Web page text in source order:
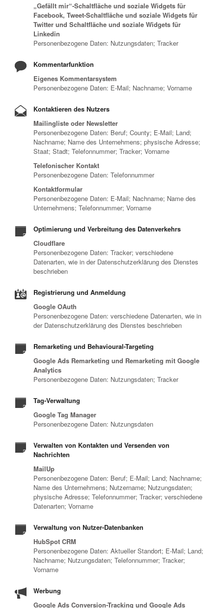
„Gefällt mir“-Schaltfläche und soziale Widgets für
Facebook, Tweet-Schaltfläche und soziale Widgets für
Twitter und Schaltfläche und soziale Widgets für
Linkedin
Personenbezogene Daten: Nutzungsdaten; Tracker
Kommentarfunktion
Eigenes Kommentarsystem
Personenbezogene Daten: E-Mail; Nachname; Vorname
Kontaktieren des Nutzers
Mailingliste oder Newsletter
Personenbezogene Daten: Beruf; County; E-Mail; Land;
Nachname; Name des Unternehmens; physische Adresse;
Staat; Stadt; Telefonnummer; Tracker; Vorname
Telefonischer Kontakt
Personenbezogene Daten: Telefonnummer
Kontaktformular
Personenbezogene Daten: E-Mail; Nachname; Name des
Unternehmens; Telefonnummer; Vorname
Optimierung und Verbreitung des Datenverkehrs
Cloudflare
Personenbezogene Daten: Tracker; verschiedene
Datenarten, wie in der Datenschutzerklärung des Dienstes
beschrieben
Registrierung und Anmeldung
Google OAuth
Personenbezogene Daten: verschiedene Datenarten, wie in
der Datenschutzerklärung des Dienstes beschrieben
Remarketing und Behavioural-Targeting
Google Ads Remarketing und Remarketing mit Google
Analytics
Personenbezogene Daten: Nutzungsdaten; Tracker
Tag-Verwaltung
Google Tag Manager
Personenbezogene Daten: Nutzungsdaten
Verwalten von Kontakten und Versenden von
Nachrichten
MailUp
Personenbezogene Daten: Beruf; E-Mail; Land; Nachname;
Name des Unternehmens; Nutzername; Nutzungsdaten;
physische Adresse; Telefonnummer; Tracker; verschiedene
Datenarten; Vorname
Verwaltung von Nutzer-Datenbanken
HubSpot CRM
Personenbezogene Daten: Aktueller Standort; E-Mail; Land;
Nachname; Nutzungsdaten; Telefonnummer; Tracker;
Vorname
Werbung
Google Ads Conversion-Tracking und Google Ads